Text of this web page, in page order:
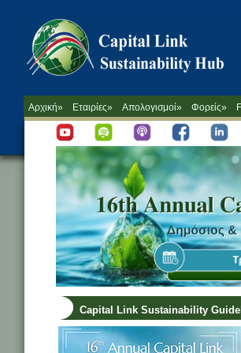
Αρχική» Εταιρίες» Απολογισμοί» Φορείς»
Capital Link Sustainability